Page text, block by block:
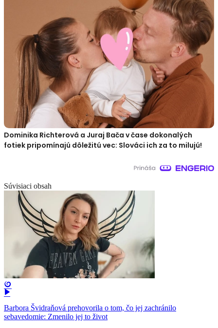
Dominika Richterová a Juraj Bača v čase dokonalých
fotiek pripomínajú dôležitú vec: Slováci ich za to milujú!
Súvisiaci obsah
Barbora Švidraňová prehovorila o tom, čo jej zachránilo
sebavedomie: Zmenilo jej to život